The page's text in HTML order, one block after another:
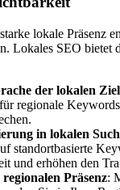
lokale Präsenz
Lokales SEO bietet
der lokalen
regionale
in lokalen
standortbasierte
und erhöhen den
Präsenz: